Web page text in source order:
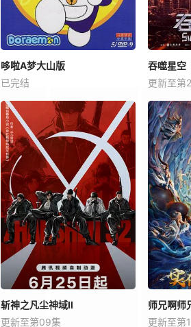
哆啦A梦大山版
已完结
吞噬星空
更新至第
斩神之凡尘神域Ⅱ
更新至第09集
师兄啊师
更新至第